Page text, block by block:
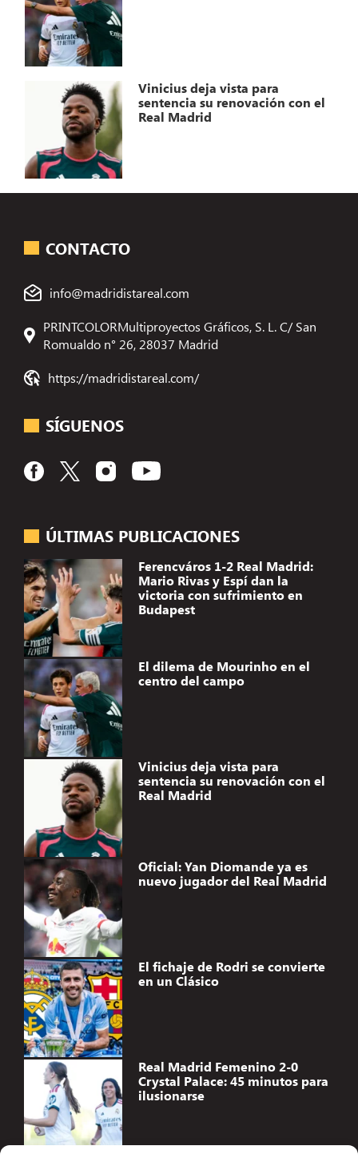
Vinicius deja vista para
sentencia su renovación con el
Real Madrid
ÚLTIMAS PUBLICACIONES
Ferencváros 1-2 Real Madrid:
Mario Rivas y Espí dan la
victoria con sufrimiento en
Budapest
El dilema de Mourinho en el
centro del campo
Vinicius deja vista para
sentencia su renovación con el
Real Madrid
Oficial: Yan Diomande ya es
nuevo jugador del Real Madrid
El fichaje de Rodri se convierte
en un Clásico
Real Madrid Femenino 2-0
Crystal Palace: 45 minutos para
ilusionarse
CONTACTO
info@madridistareal.com
PRINTCOLORMultiproyectos Gráficos, S. L. C/ San
Romualdo n° 26, 28037 Madrid
https://madridistareal.com/
SÍGUENOS